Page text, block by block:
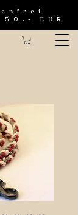
EUR